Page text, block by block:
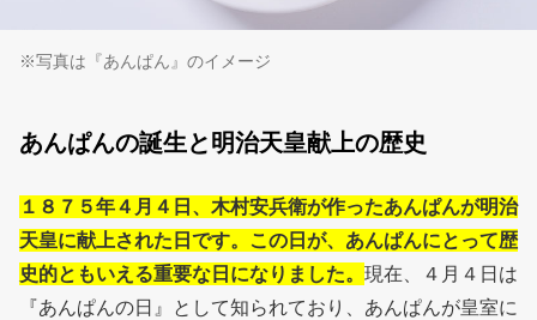
※写真は『あんぱん』のイメージ
あんぱんの誕生と明治天皇献上の歴史
１８７５年４月４日、木村安兵衛が作ったあんぱんが明治
天皇に献上された日です。この日が、あんぱんにとって歴
史的ともいえる重要な日になりました。 現在、４月４日は
『あんぱんの日』として知られており、あんぱんが皇室に